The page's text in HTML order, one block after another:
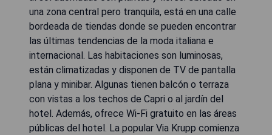
una zona central pero tranquila, está en una calle
bordeada de tiendas donde se pueden encontrar
las últimas tendencias de la moda italiana e
internacional. Las habitaciones son luminosas,
están climatizadas y disponen de TV de pantalla
plana y minibar. Algunas tienen balcón o terraza
con vistas a los techos de Capri o al jardín del
hotel. Además, ofrece Wi-Fi gratuito en las áreas
públicas del hotel. La popular Via Krupp comienza